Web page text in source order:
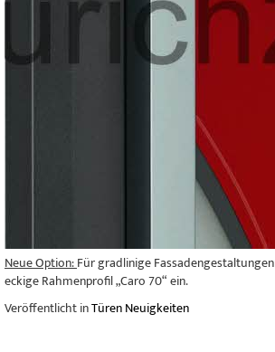
Neue Option:Für gradlinige
eckige Rahmenprofil „Caro 70“ ein.
Veröffentlicht inTüren Neuigkeiten